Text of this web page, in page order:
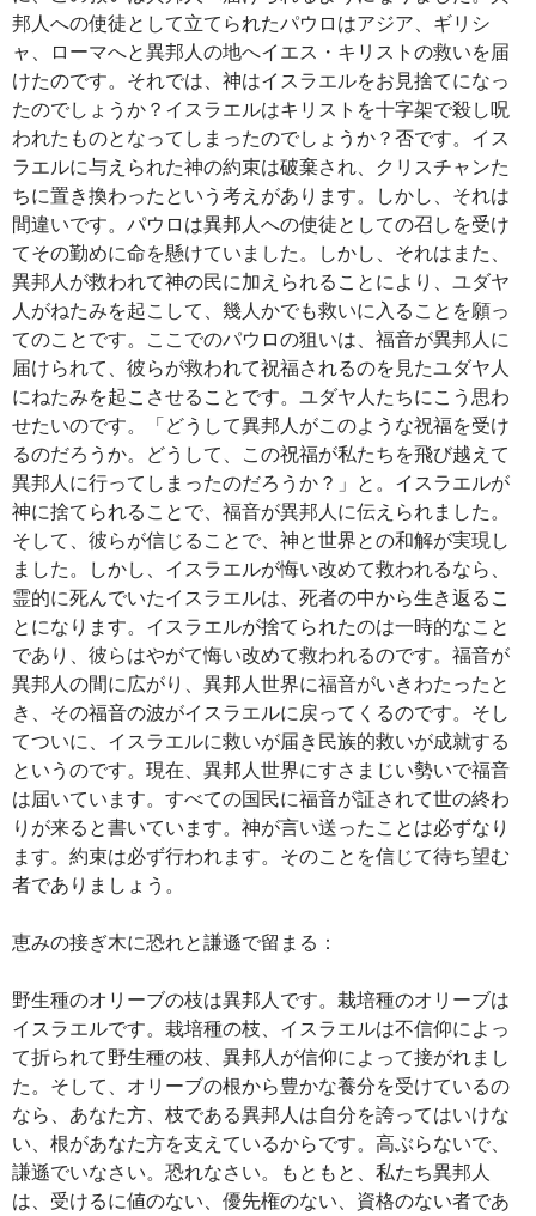
邦人への使徒として立てられたパウロはアジア、ギリシ
ャ、ローマへと異邦人の地へイエス・キリストの救いを届
けたのです。それでは、神はイスラエルをお見捨てになっ
たのでしょうか？イスラエルはキリストを十字架で殺し呪
われたものとなってしまったのでしょうか？否です。イス
ラエルに与えられた神の約束は破棄され、クリスチャンた
ちに置き換わったという考えがあります。しかし、それは
間違いです。パウロは異邦人への使徒としての召しを受け
てその勤めに命を懸けていました。しかし、それはまた、
異邦人が救われて神の民に加えられることにより、ユダヤ
人がねたみを起こして、幾人かでも救いに入ることを願っ
てのことです。ここでのパウロの狙いは、福音が異邦人に
届けられて、彼らが救われて祝福されるのを見たユダヤ人
にねたみを起こさせることです。ユダヤ人たちにこう思わ
せたいのです。「どうして異邦人がこのような祝福を受け
るのだろうか。どうして、この祝福が私たちを飛び越えて
異邦人に行ってしまったのだろうか？」と。イスラエルが
神に捨てられることで、福音が異邦人に伝えられました。
そして、彼らが信じることで、神と世界との和解が実現し
ました。しかし、イスラエルが悔い改めて救われるなら、
霊的に死んでいたイスラエルは、死者の中から生き返るこ
とになります。イスラエルが捨てられたのは一時的なこと
であり、彼らはやがて悔い改めて救われるのです。福音が
異邦人の間に広がり、異邦人世界に福音がいきわたったと
き、その福音の波がイスラエルに戻ってくるのです。そし
てついに、イスラエルに救いが届き民族的救いが成就する
というのです。現在、異邦人世界にすさまじい勢いで福音
は届いています。すべての国民に福音が証されて世の終わ
りが来ると書いています。神が言い送ったことは必ずなり
ます。約束は必ず行われます。そのことを信じて待ち望む
者でありましょう。
恵みの接ぎ木に恐れと謙遜で留まる：
野生種のオリーブの枝は異邦人です。栽培種のオリーブは
イスラエルです。栽培種の枝、イスラエルは不信仰によっ
て折られて野生種の枝、異邦人が信仰によって接がれまし
た。そして、オリーブの根から豊かな養分を受けているの
なら、あなた方、枝である異邦人は自分を誇ってはいけな
い、根があなた方を支えているからです。高ぶらないで、
謙遜でいなさい。恐れなさい。もともと、私たち異邦人
は、受けるに値のない、優先権のない、資格のない者であ